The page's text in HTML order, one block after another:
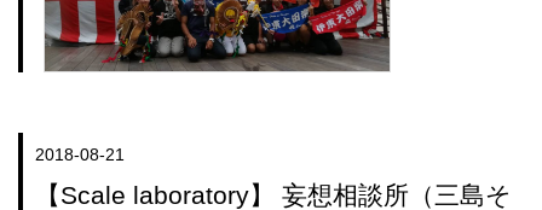
2018-08-21
【Scale laboratory】 妄想相談所（三島そ